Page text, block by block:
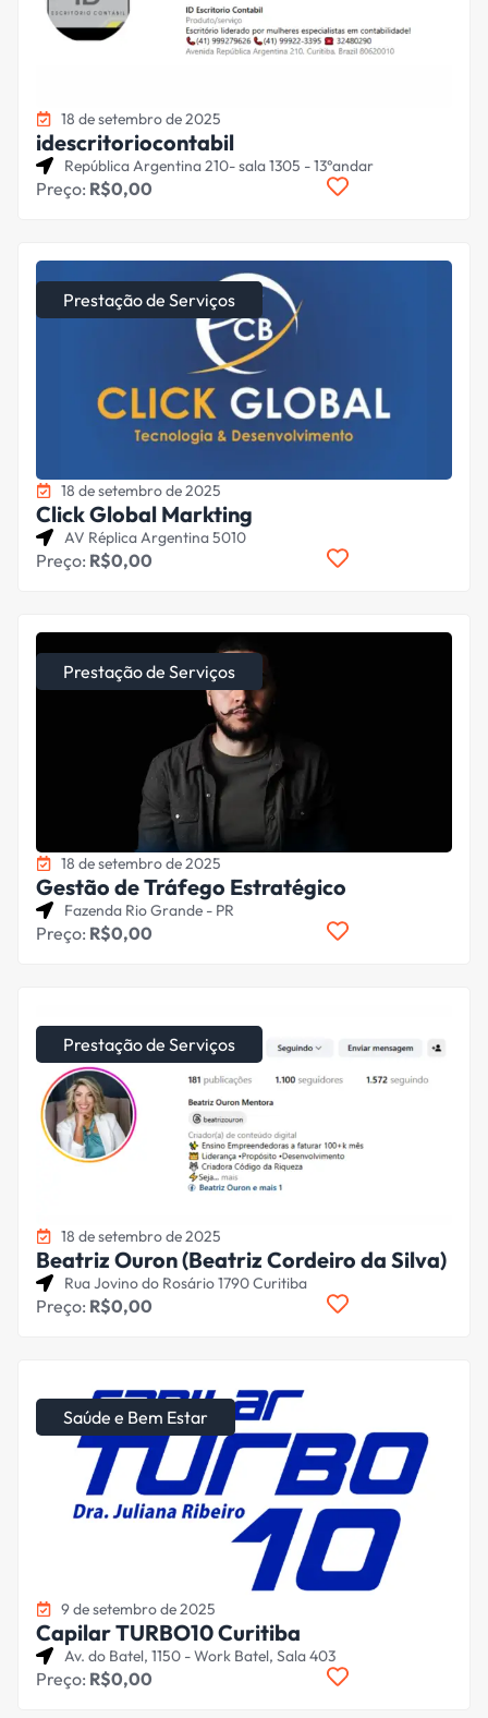
18 de setembro de 2025
idescritoriocontabil
República Argentina 210- sala 1305 - 13°andar
Preço: R$0,00
Prestação de Serviços
18 de setembro de 2025
Click Global Markting
AV Réplica Argentina 5010
Preço: R$0,00
Prestação de Serviços
18 de setembro de 2025
Gestão de Tráfego Estratégico
Fazenda Rio Grande - PR
Preço: R$0,00
Prestação de Serviços
18 de setembro de 2025
Beatriz Ouron (Beatriz Cordeiro da Silva)
Rua Jovino do Rosário 1790 Curitiba
Preço: R$0,00
Saúde e Bem Estar
9 de setembro de 2025
Capilar TURBO10 Curitiba
Av. do Batel, 1150 - Work Batel, Sala 403
Preço: R$0,00